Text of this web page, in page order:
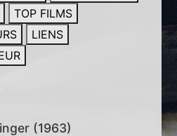
TOP FILMS
LIENS
(1963)